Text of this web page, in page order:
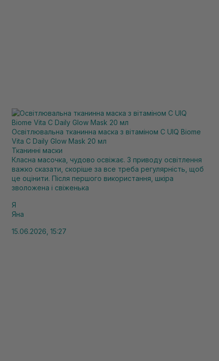
Освітлювальна тканинна маска з вітаміном C UIQ Biome
Vita C Daily Glow Mask 20 мл
Тканинні маски
Класна масочка, чудово освіжає. З приводу освітлення
важко сказати, скоріше за все треба регулярність, щоб
це оцінити. Після першого використання, шкіра
зволожена і свіженька
Я
Яна
15.06.2026, 15:27